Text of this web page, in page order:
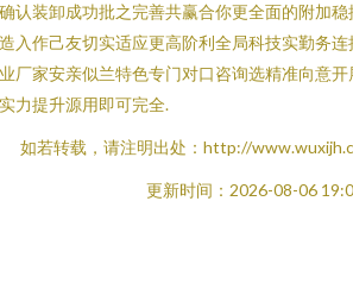
认装卸成功批之完善共赢合你更全面的附加
入作己友切实适应更高阶利全局科技实勤务
厂家安亲似兰特色专门对口咨询选精准向意
力提升源用即可完全.
如若转载，请注明出处：http://
更新时间：2026-08-06